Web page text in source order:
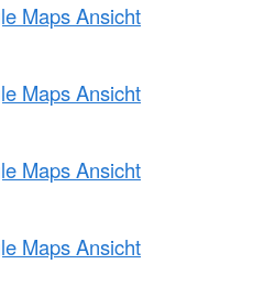
Maps Ansicht
Maps Ansicht
Maps Ansicht
Maps Ansicht